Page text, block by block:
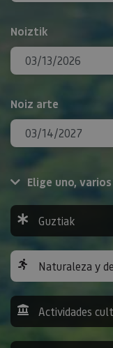
Noiztik
Noiz arte
Elige uno,
Guztiak
Naturaleza y
Actividades